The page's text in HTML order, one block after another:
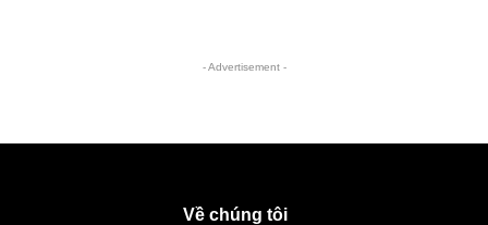
- Advertisement -
Về chúng tôi